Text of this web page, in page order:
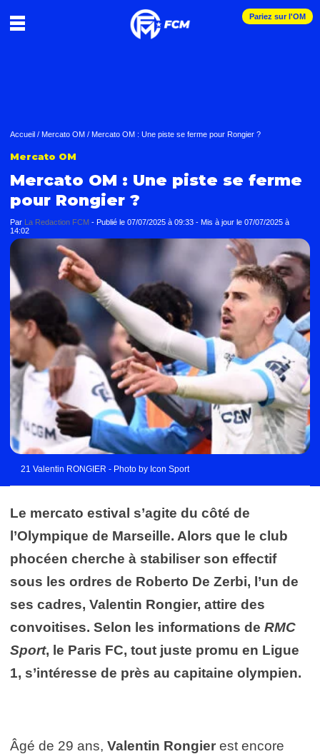
Pariez sur l'OM
Accueil / Mercato OM / Mercato OM : Une piste se ferme pour Rongier ?
Mercato OM
Mercato OM : Une piste se ferme
pour Rongier ?
Par La Redaction FCM - Publié le 07/07/2025 à 09:33 - Mis à jour le 07/07/2025 à
14:02
21 Valentin RONGIER - Photo by Icon Sport
Le mercato estival s’agite du côté de
l’Olympique de Marseille. Alors que le club
phocéen cherche à stabiliser son effectif
sous les ordres de Roberto De Zerbi, l’un de
ses cadres, Valentin Rongier, attire des
convoitises. Selon les informations de RMC
Sport, le Paris FC, tout juste promu en Ligue
1, s’intéresse de près au capitaine olympien.
Âgé de 29 ans, Valentin Rongier est encore